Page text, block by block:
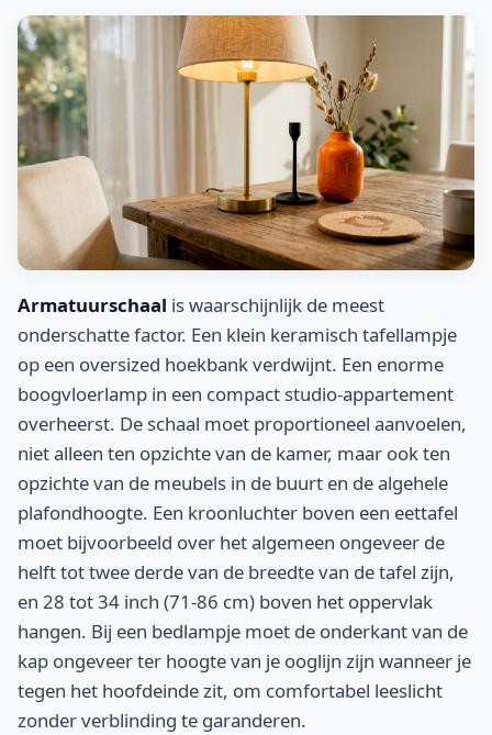
Armatuurschaal is waarschijnlijk de meest
onderschatte factor. Een klein keramisch tafellampje
op een oversized hoekbank verdwijnt. Een enorme
boogvloerlamp in een compact studio-appartement
overheerst. De schaal moet proportioneel aanvoelen,
niet alleen ten opzichte van de kamer, maar ook ten
opzichte van de meubels in de buurt en de algehele
plafondhoogte. Een kroonluchter boven een eettafel
moet bijvoorbeeld over het algemeen ongeveer de
helft tot twee derde van de breedte van de tafel zijn,
en 28 tot 34 inch (71-86 cm) boven het oppervlak
hangen. Bij een bedlampje moet de onderkant van de
kap ongeveer ter hoogte van je ooglijn zijn wanneer je
tegen het hoofdeinde zit, om comfortabel leeslicht
zonder verblinding te garanderen.